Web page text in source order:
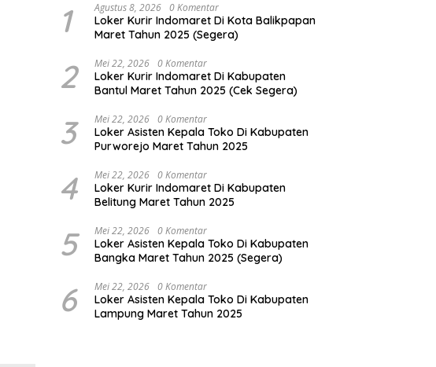
1 Agustus 8, 2026 0 Komentar
Loker Kurir Indomaret Di Kota Balikpapan
Maret Tahun 2025 (Segera)
2 Mei 22, 2026 0 Komentar
Loker Kurir Indomaret Di Kabupaten
Bantul Maret Tahun 2025 (Cek Segera)
3 Mei 22, 2026 0 Komentar
Loker Asisten Kepala Toko Di Kabupaten
Purworejo Maret Tahun 2025
4 Mei 22, 2026 0 Komentar
Loker Kurir Indomaret Di Kabupaten
Belitung Maret Tahun 2025
5 Mei 22, 2026 0 Komentar
Loker Asisten Kepala Toko Di Kabupaten
Bangka Maret Tahun 2025 (Segera)
6 Mei 22, 2026 0 Komentar
Loker Asisten Kepala Toko Di Kabupaten
Lampung Maret Tahun 2025